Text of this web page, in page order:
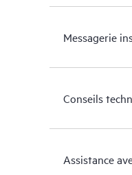
Messagerie
Conseils
Assistance